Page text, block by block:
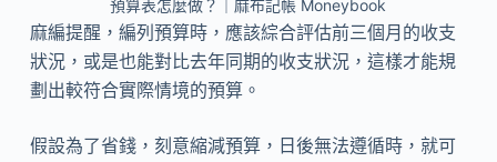
預算表怎麼做？｜麻布記帳 Moneybook
麻編提醒，編列預算時，應該綜合評估前三個月的收支
狀況，或是也能對比去年同期的收支狀況，這樣才能規
劃出較符合實際情境的預算。
假設為了省錢，刻意縮減預算，日後無法遵循時，就可